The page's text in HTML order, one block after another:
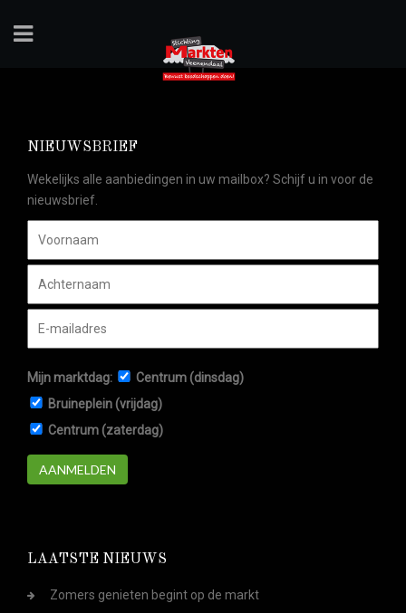
NIEUWSBRIEF
Wekelijks alle aanbiedingen in uw mailbox? Schijf u in voor de
nieuwsbrief.
Mijn marktdag:
Centrum (dinsdag)
Bruineplein (vrijdag)
Centrum (zaterdag)
AANMELDEN
LAATSTE NIEUWS
Zomers genieten begint op de markt